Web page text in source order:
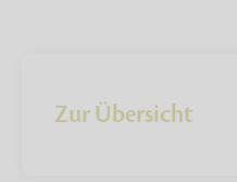
Zur Übersicht